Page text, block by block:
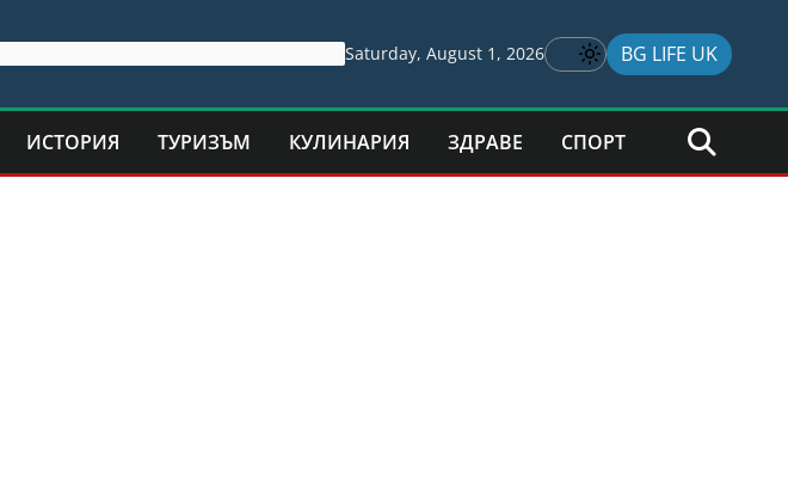
Saturday, August 1, 2026 BG LIFE UK
ИСТОРИЯ ТУРИЗЪМ КУЛИНАРИЯ ЗДРАВЕ СПОРТ